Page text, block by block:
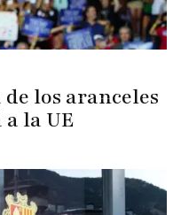
los aranceles
la UE